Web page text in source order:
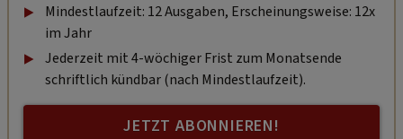
Mindestlaufzeit: 12 Ausgaben, Erscheinungsweise: 12x
im Jahr
Jederzeit mit 4-wöchiger Frist zum Monatsende
schriftlich kündbar (nach Mindestlaufzeit).
JETZT ABONNIEREN!